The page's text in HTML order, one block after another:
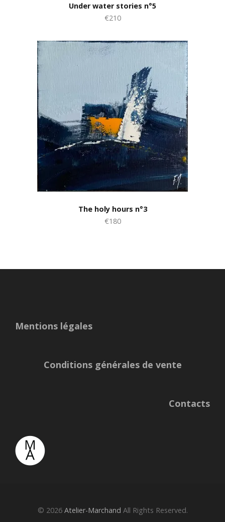
Under water stories n°5
€210
The holy hours n°3
€180
Mentions légales
Conditions générales de vente
Contacts
© 2026 Atelier-Marchand All Rights Reserved.